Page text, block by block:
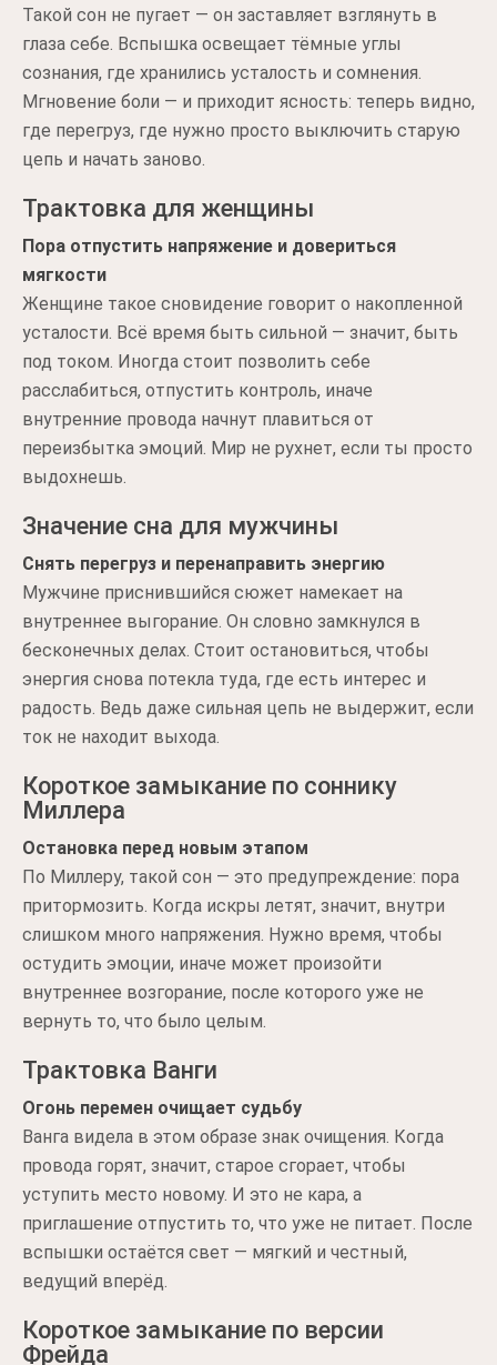
Такой сон не пугает — он заставляет взглянуть в
глаза себе. Вспышка освещает тёмные углы
сознания, где хранились усталость и сомнения.
Мгновение боли — и приходит ясность: теперь видно,
где перегруз, где нужно просто выключить старую
цепь и начать заново.
Трактовка для женщины
Пора отпустить напряжение и довериться
мягкости
Женщине такое сновидение говорит о накопленной
усталости. Всё время быть сильной — значит, быть
под током. Иногда стоит позволить себе
расслабиться, отпустить контроль, иначе
внутренние провода начнут плавиться от
переизбытка эмоций. Мир не рухнет, если ты просто
выдохнешь.
Значение сна для мужчины
Снять перегруз и перенаправить энергию
Мужчине приснившийся сюжет намекает на
внутреннее выгорание. Он словно замкнулся в
бесконечных делах. Стоит остановиться, чтобы
энергия снова потекла туда, где есть интерес и
радость. Ведь даже сильная цепь не выдержит, если
ток не находит выхода.
Короткое замыкание по соннику
Миллера
Остановка перед новым этапом
По Миллеру, такой сон — это предупреждение: пора
притормозить. Когда искры летят, значит, внутри
слишком много напряжения. Нужно время, чтобы
остудить эмоции, иначе может произойти
внутреннее возгорание, после которого уже не
вернуть то, что было целым.
Трактовка Ванги
Огонь перемен очищает судьбу
Ванга видела в этом образе знак очищения. Когда
провода горят, значит, старое сгорает, чтобы
уступить место новому. И это не кара, а
приглашение отпустить то, что уже не питает. После
вспышки остаётся свет — мягкий и честный,
ведущий вперёд.
Короткое замыкание по версии
Фрейда